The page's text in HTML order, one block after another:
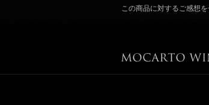
この商品に対するご感想を